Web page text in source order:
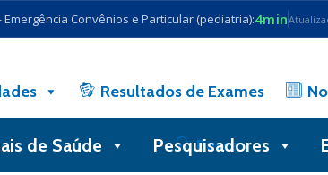
Convênios e Particular (pediatria):4min
Resultados de Exames
Busca
de Saúde Pesquisadores